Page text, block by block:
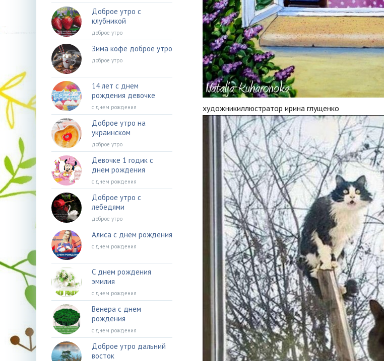
художникиллюстратор ирина глущенко
Доброе утро с
клубникой
доброе утро
Зима кофе доброе утро
доброе утро
14 лет с днем
рождения девочке
с днем рождения
Доброе утро на
украинском
доброе утро
Девочке 1 годик с
днем рождения
с днем рождения
Доброе утро с
лебедями
доброе утро
Алиса с днем рождения
с днем рождения
С днем рождения
эмилия
с днем рождения
Венера с днем
рождения
с днем рождения
Доброе утро дальний
восток